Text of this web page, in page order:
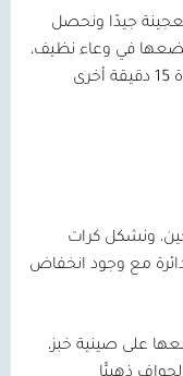
جيدًا ونحصل
7 دقائق باليد، ونضعها في وعاء نظيف،
ونشكل كرات
مع وجود انخفاض
على صينية خبز،